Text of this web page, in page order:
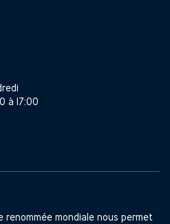
à 17:00
renommée mondiale nous permet